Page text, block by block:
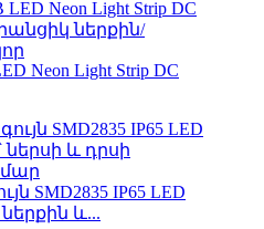
Neon Light Strip DC
SMD2835 IP65 LED
ներքին և...